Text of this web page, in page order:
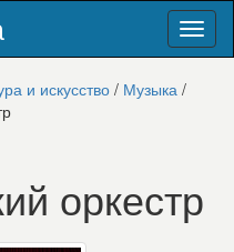
и искусство/ Музыка /
оркестр